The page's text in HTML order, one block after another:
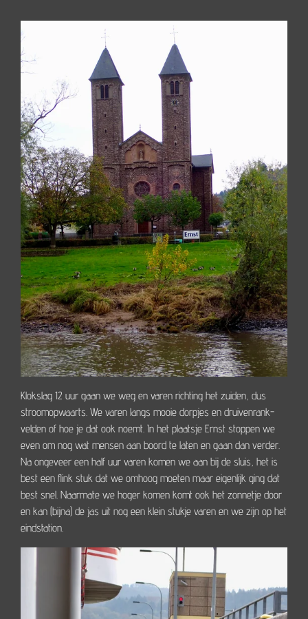
Klokslag 12 uur gaan we weg en varen richting het zuiden, dus
stroomopwaarts. We varen langs mooie dorpjes en druivenrank-
velden of hoe je dat ook noemt. In het plaatsje Ernst stoppen we
even om nog wat mensen aan boord te laten en gaan dan verder.
Na ongeveer een half uur varen komen we aan bij de sluis, het is
best een flink stuk dat we omhoog moeten maar eigenlijk ging dat
best snel. Naarmate we hoger komen komt ook het zonnetje door
en kan (bijna) de jas uit nog een klein stukje varen en we zijn op het
eindstation.